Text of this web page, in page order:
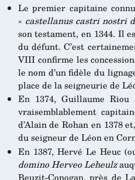
Le premier capitaine
« castellanus castri nostri
son testament, en 1344. Il
du défunt. C’est
VIII confirme les
le nom d’un fidèle du
place de la seigneurie de
En 1374, Guillaume Riou
vraisemblablement
d’Alain de Rohan en 1378
du seigneur de Léon en
En 1387, Hervé Le Heuc
domino Herveo Leheulz
Beuzit-Conogan, près de